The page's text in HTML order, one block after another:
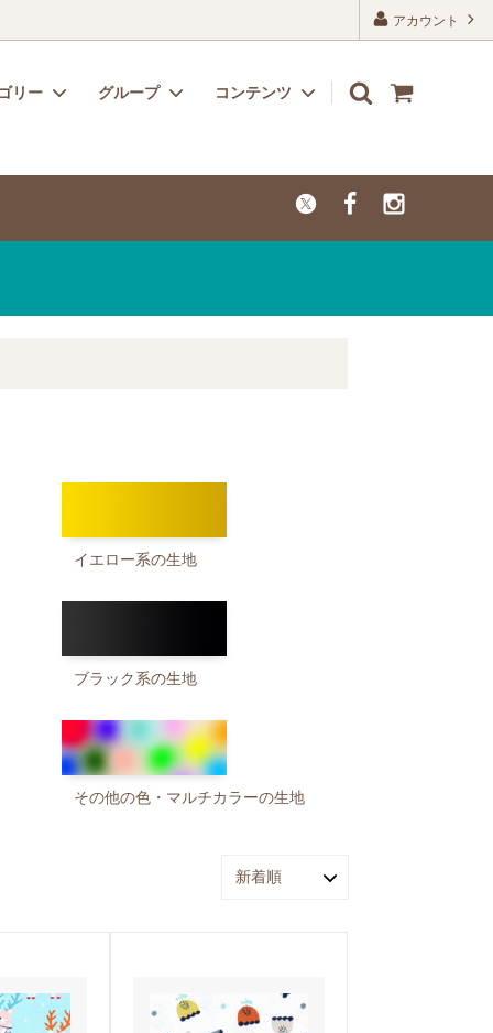
アカウント
リー グループ コンテンツ
イエロー系の生地
ブラック系の生地
その他の色・マルチカラーの生地